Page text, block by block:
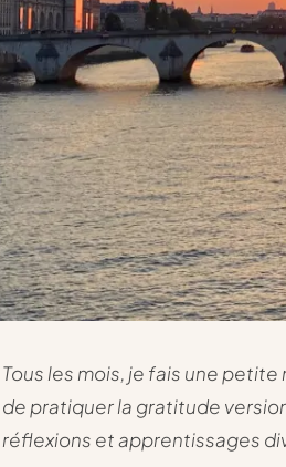
Tous les mois, je fais une
de pratiquer la gratitude
réflexions et apprentissages